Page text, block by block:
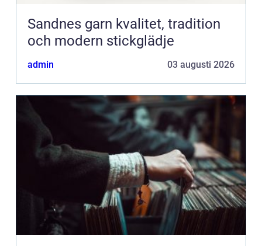
Sandnes garn kvalitet, tradition
och modern stickglädje
admin 03 augusti 2026